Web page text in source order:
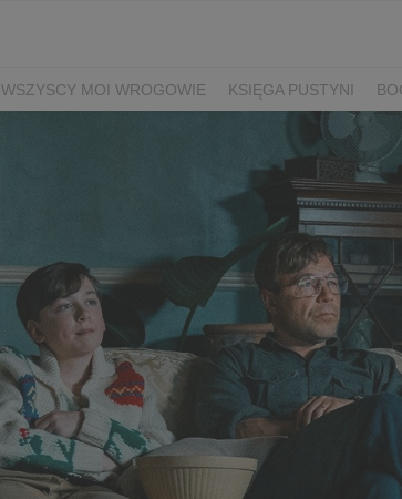
WSZYSCY MOI WROGOWIE KSIĘGA PUSTYNI